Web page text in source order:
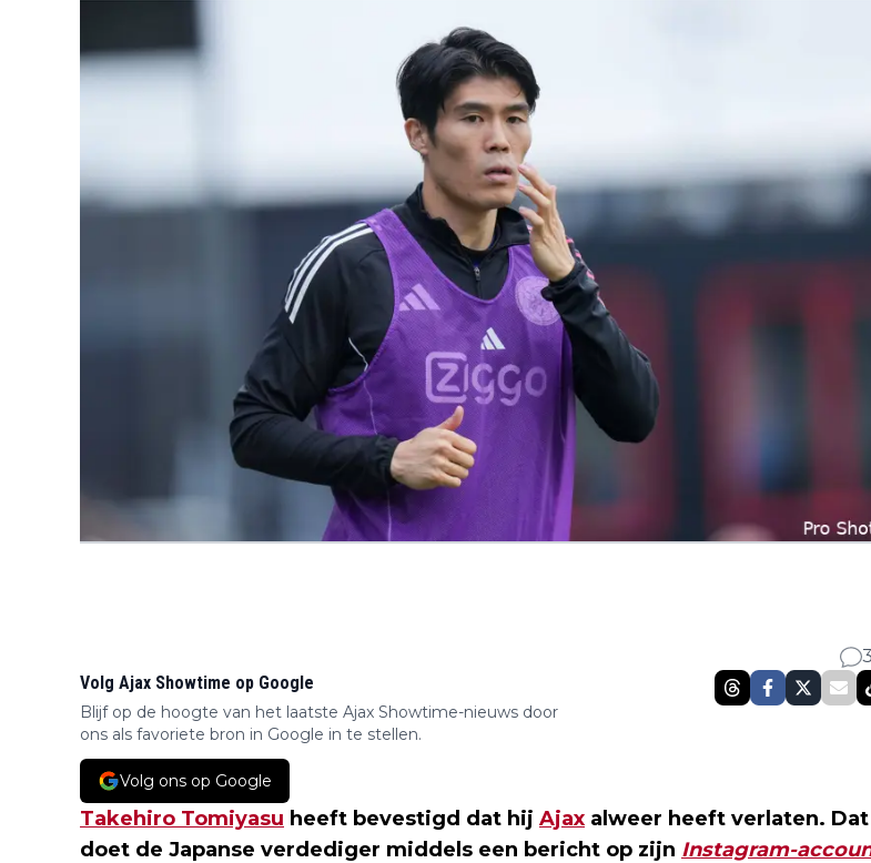
Volg Ajax Showtime op Google
Blijf op de hoogte van het laatste Ajax Showtime-nieuws door
ons als favoriete bron in Google in te stellen.
Volg ons op Google
Takehiro Tomiyasu heeft bevestigd dat hij Ajax alweer heeft verlaten. Dat
doet de Japanse verdediger middels een bericht op zijn Instagram-